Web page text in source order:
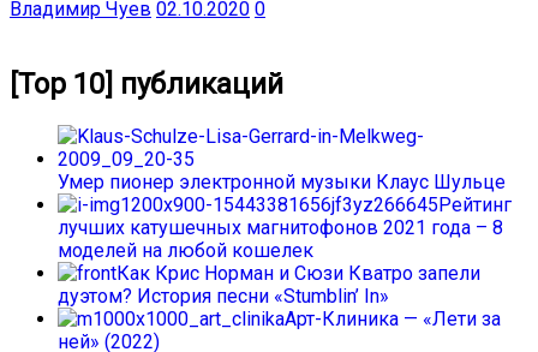
Владимир Чуев 02.10.2020 0
[Top 10] публикаций
Умер пионер электронной музыки Клаус Шульце
Рейтинг
лучших катушечных магнитофонов 2021 года – 8
моделей на любой кошелек
Как Крис Норман и Сюзи Кватро запели
дуэтом? История песни «Stumblin’ In»
Арт-Клиника — «Лети за
ней» (2022)